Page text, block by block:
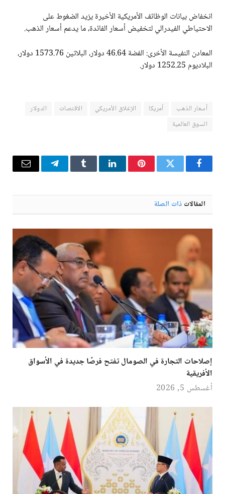
انخفاض بيانات الوظائف الأمريكية الأخيرة يزيد الضغوط على
الاحتياطي الفيدرالي لتخفيض أسعار الفائدة، ما يدعم أسعار الذهب.
المعادن النفيسة الأخرى: الفضة 46.64 دولار، البلاتين 1573.76 دولار،
البلاديوم 1252.25 دولار.
أسعار الذهب أمريكا الإغلاق الأمريكي الاقتصات
الدولار
السوق العالمية
فيسبوكتويتر بينتيريستلينكدإن Tumblr تيلقرام البريد
المقالات ذات الصلة
إصلاحات التجارة في الصومال تفتح فرصًا جديدة في الأسواق
الأفريقية
أغسطس 5, 2026